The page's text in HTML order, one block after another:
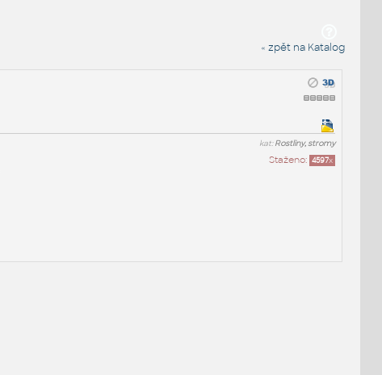
« zpět na Katalog
kat:Rostliny, stromy
Staženo: 4597x